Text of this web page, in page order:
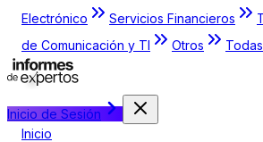
Electrónico
Servicios Financieros
de Comunicación y TI
Otros
Inicio de Sesión
Inicio